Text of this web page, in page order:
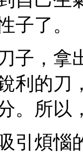
子了。
，拿
利的刀
。所以
煩惱